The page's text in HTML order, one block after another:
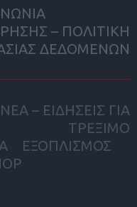
– ΠΟΛΙΤΙΚΗ
ΔΕΔΟΜΕΝΩΝ
– ΕΙΔΗΣΕΙΣ ΓΙΑ
ΤΡΕΞΙΜΟ
ΕΞΟΠΛΙΣΜΟΣ